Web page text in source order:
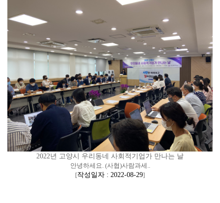
2022년 고양시 우리동네 사회적기업가 만나는 날
안녕하세요. (사협)사람과세..
[작성일자 : 2022-08-29]